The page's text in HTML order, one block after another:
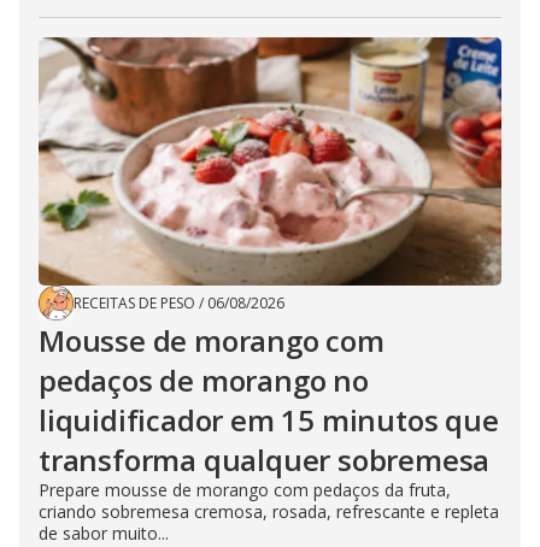
RECEITAS DE PESO / 06/08/2026
Mousse de morango com
pedaços de morango no
liquidificador em 15 minutos que
transforma qualquer sobremesa
Prepare mousse de morango com pedaços da fruta,
criando sobremesa cremosa, rosada, refrescante e repleta
de sabor muito...